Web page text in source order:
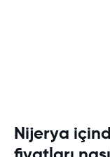
Nijerya